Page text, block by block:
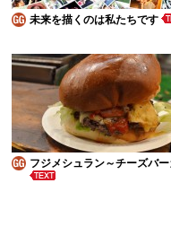
未来を描くのは私たちです
フジメシュラン～チーズバ